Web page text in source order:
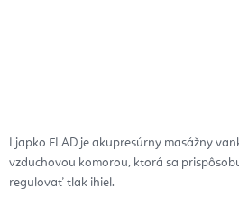
Ljapko FLAD je akupresúrny masážny
vzduchovou komorou, ktorá sa
regulovať tlak ihiel.